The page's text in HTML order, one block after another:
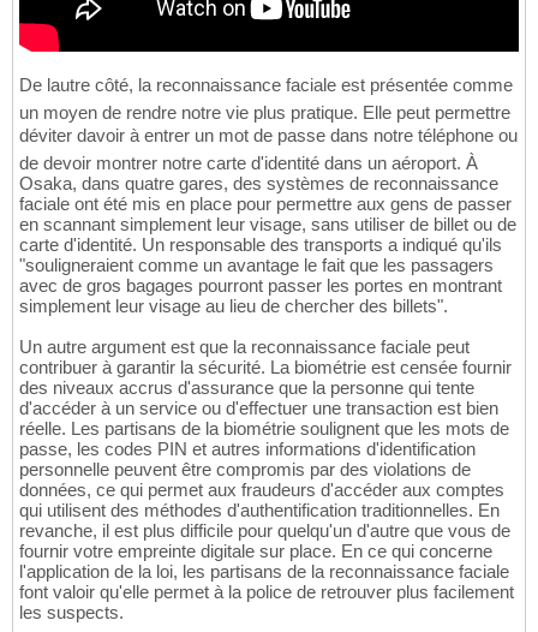
80
81
82
84
85
86
87
88
89
90
91
92
93
95
96
97
98
99
100
101
102
103
104
105
106
107
//!!! DO NOT RELEASE pResults !!!
    TickMeter cvtm;
    cvtm.start
	pResults = facedetect_cnn
(pBuffer,
    cvtm.stop
();
    printf
( "time = %gms\n" ,
    printf
("%d faces detected.\n", (
	Mat result_image = image.clone
(
//print the detection results
for( int i = 0; i < (pResults ?
{
        short * p =
((short*)(pResults +
int confidence = p[0];
int x = p [1];
int y = p[2];
int w = p[3 ];
int h = p[4];
//show the score of the face. Its
char sScore [256];
        snprintf
( sScore, 256, "%d",
        cv::putText
(result_image, sScore,
//draw face rectangle
De lautre côté, la reconnaissance faciale est présentée comme
un moyen de rendre notre vie plus pratique. Elle peut permettre
déviter davoir à entrer un mot de passe dans notre téléphone ou
de devoir montrer notre carte d'identité dans un aéroport. À
Osaka, dans quatre gares, des systèmes de reconnaissance
faciale ont été mis en place pour permettre aux gens de passer
en scannant simplement leur visage, sans utiliser de billet ou de
carte d'identité. Un responsable des transports a indiqué qu'ils
"souligneraient comme un avantage le fait que les passagers
avec de gros bagages pourront passer les portes en montrant
simplement leur visage au lieu de chercher des billets".
Un autre argument est que la reconnaissance faciale peut
contribuer à garantir la sécurité. La biométrie est censée fournir
des niveaux accrus d'assurance que la personne qui tente
d'accéder à un service ou d'effectuer une transaction est bien
réelle. Les partisans de la biométrie soulignent que les mots de
passe, les codes PIN et autres informations d'identification
personnelle peuvent être compromis par des violations de
données, ce qui permet aux fraudeurs d'accéder aux comptes
qui utilisent des méthodes d'authentification traditionnelles. En
revanche, il est plus difficile pour quelqu'un d'autre que vous de
fournir votre empreinte digitale sur place. En ce qui concerne
l'application de la loi, les partisans de la reconnaissance faciale
font valoir qu'elle permet à la police de retrouver plus facilement
les suspects.